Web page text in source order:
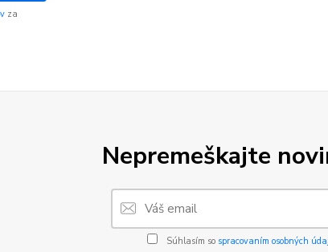
za
Nepremeškajte
Súhlasím so spracovaním osobných